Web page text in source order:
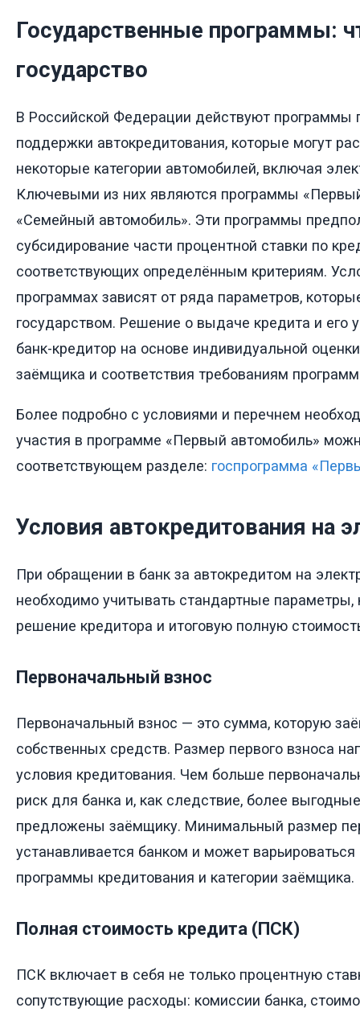
Государственные программы:
государство
В Российской Федерации действуют программы
поддержки автокредитования, которые могут
некоторые категории автомобилей, включая
Ключевыми из них являются программы
«Семейный автомобиль». Эти программы
субсидирование части процентной ставки по
соответствующих определённым критериям.
программах зависят от ряда параметров,
государством. Решение о выдаче кредита и его
банк-кредитор на основе индивидуальной
заёмщика и соответствия требованиям
Более подробно с условиями и перечнем
участия в программе «Первый автомобиль»
соответствующем разделе: госпрограмма
Условия автокредитования на
При обращении в банк за автокредитом на
необходимо учитывать стандартные
решение кредитора и итоговую полную
Первоначальный взнос
Первоначальный взнос — это сумма, которую
собственных средств. Размер первого взноса
условия кредитования. Чем больше
риск для банка и, как следствие, более
предложены заёмщику. Минимальный размер
устанавливается банком и может
программы кредитования и категории заёмщика.
Полная стоимость кредита (ПСК)
ПСК включает в себя не только процентную
сопутствующие расходы: комиссии банка,